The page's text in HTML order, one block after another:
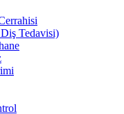
Tedavisi)